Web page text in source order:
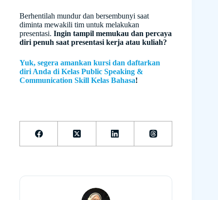
Berhentilah mundur dan bersembunyi saat
diminta mewakili tim untuk melakukan
presentasi. Ingin tampil memukau dan percaya
diri penuh saat presentasi kerja atau kuliah?
Yuk, segera amankan kursi dan daftarkan
diri Anda di Kelas Public Speaking &
Communication Skill Kelas Bahasa!